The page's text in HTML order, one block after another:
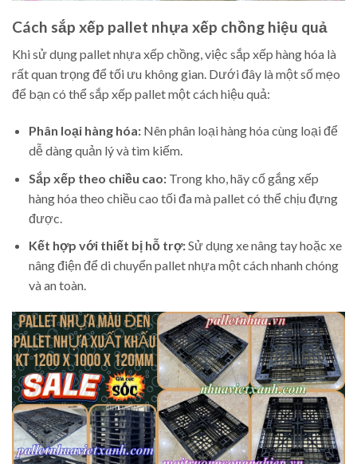
Cách sắp xếp pallet nhựa xếp chồng hiệu quả
Khi sử dụng pallet nhựa xếp chồng, việc sắp xếp hàng hóa là
rất quan trọng để tối ưu không gian. Dưới đây là một số mẹo
để bạn có thể sắp xếp pallet một cách hiệu quả:
Phân loại hàng hóa:Nên phân loại hàng hóa cùng loại để
dễ dàng quản lý và tìm kiếm.
Sắp xếp theo chiều cao:Trong kho, hãy cố gắng xếp
hàng hóa theo chiều cao tối đa mà pallet có thể chịu đựng
được.
Kết hợp với thiết bị hỗ trợ:Sử dụng xe nâng tay hoặc xe
nâng điện để di chuyển pallet nhựa một cách nhanh chóng
và an toàn.